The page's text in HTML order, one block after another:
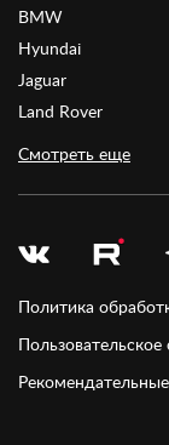
BMW
Hyundai
Jaguar
Land Rover
Смотреть еще
Политика